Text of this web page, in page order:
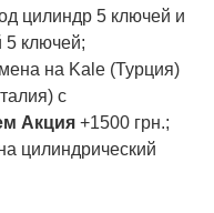
цилиндр 5 ключей и
5 ключей;
на Kale (Турция)
с
Акция +1500 грн.;
цилиндрический